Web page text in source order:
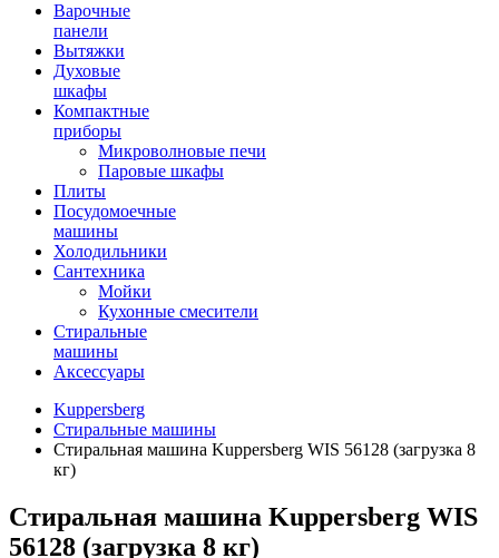
Варочные
панели
Вытяжки
Духовые
шкафы
Компактные
приборы
Микроволновые печи
Паровые шкафы
Плиты
Посудомоечные
машины
Холодильники
Сантехника
Мойки
Кухонные смесители
Стиральные
машины
Аксессуары
Kuppersberg
Стиральные машины
Стиральная машина Kuppersberg WIS 56128 (загрузка 8
кг)
Стиральная машина Kuppersberg WIS
56128 (загрузка 8 кг)